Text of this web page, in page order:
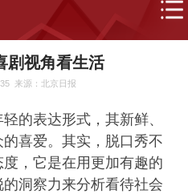
剧视角看生活
来源：北京日报
表达形式，其新鲜、
喜爱。其实，脱口秀不
，它是在用更加有趣的
洞察力来分析看待社会